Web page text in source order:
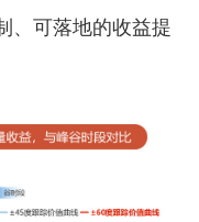
、可落地的收益提